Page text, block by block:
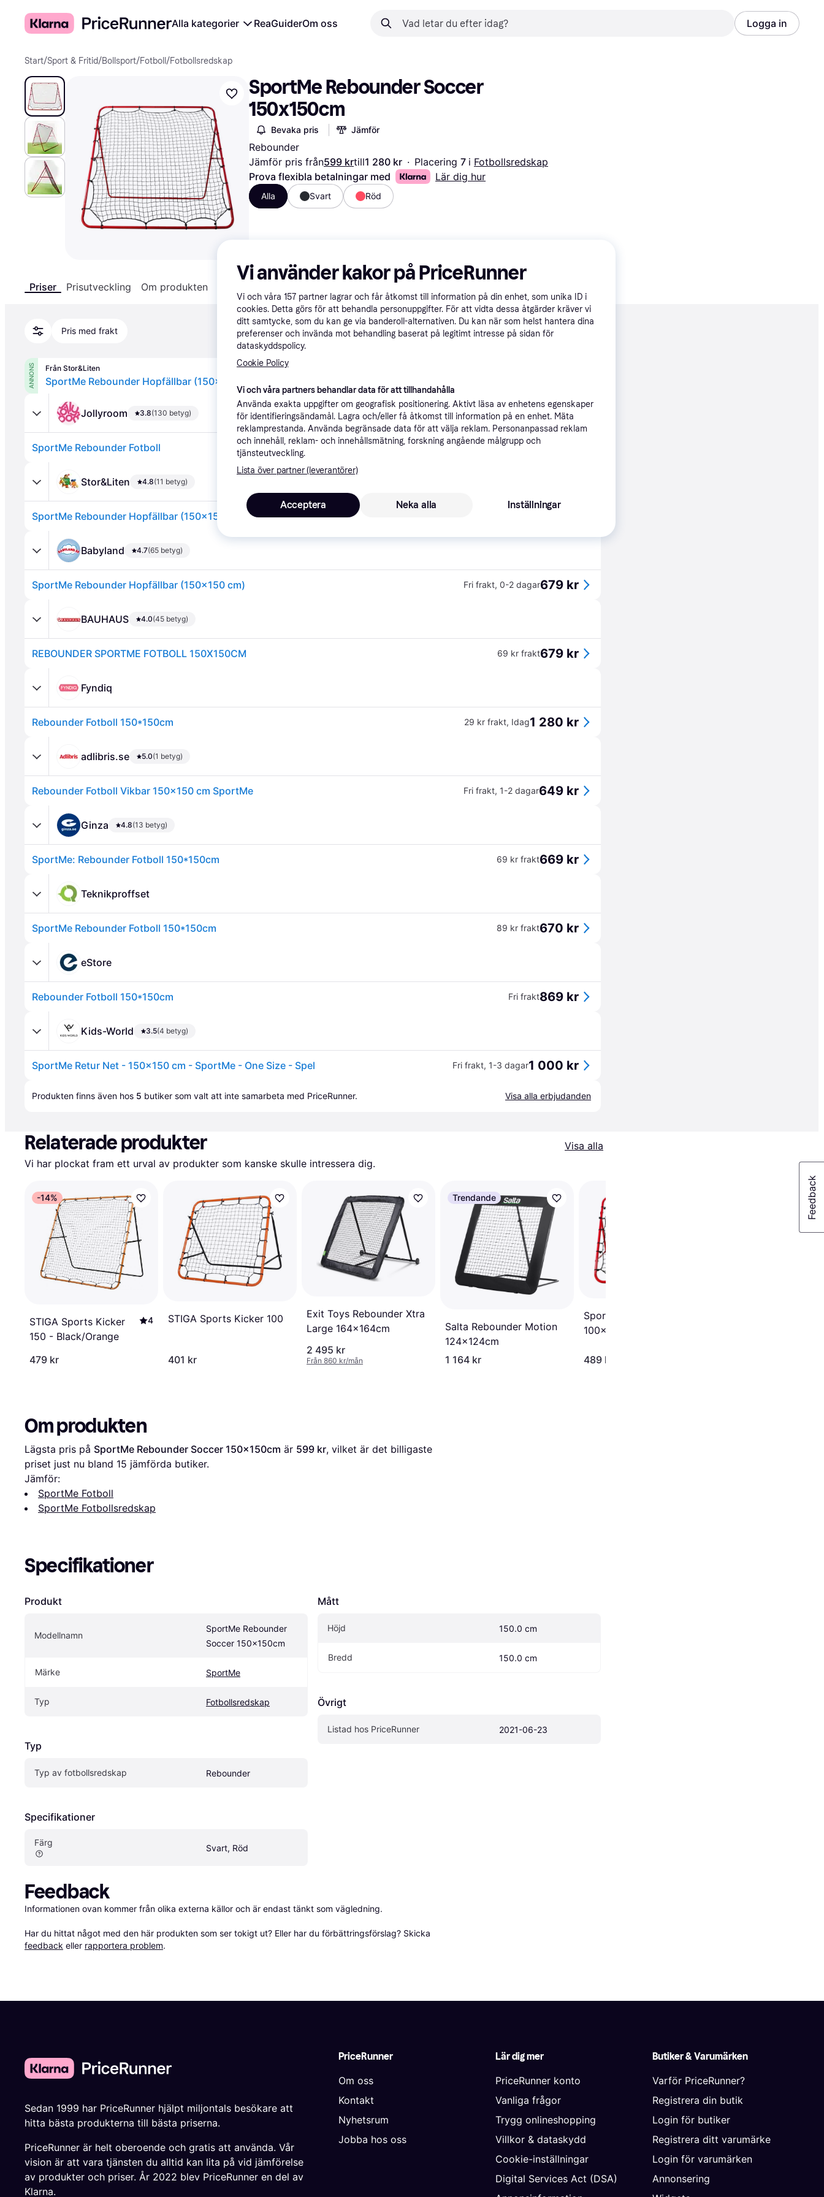
Alla kategorier ReaGuiderOm oss Logga in
Start/Sport & Fritid/Bollsport/Fotboll /Fotbollsredskap
SportMe Rebounder Soccer
150x150cm
Bevaka pris Jämför
Rebounder
Jämför pris från599 krtill1 280 kr · Placering 7 i Fotbollsredskap
Prova flexibla betalningar med
Lär dig hur
Alla Svart Röd
Priser Prisutveckling Om produkten
Pris med frakt Rekommenderad
ANNONS Från Stor&Liten
SportMe Rebounder Hopfällbar (150x150 cm)
Jollyroom 3.8(130 betyg)
SportMe Rebounder Fotboll Lägst pris·69 kr frakt,1-4 dagar599 kr
Stor&Liten 4.8(11 betyg)
SportMe Rebounder Hopfällbar (150x150 cm)
Babyland 4.7(65 betyg)
SportMe Rebounder Hopfällbar (150x150 cm) Fri frakt, 0-2 dagar679 kr
BAUHAUS 4.0(45 betyg)
REBOUNDER SPORTME FOTBOLL 150X150CM 69 kr frakt679 kr
Fyndiq
Rebounder Fotboll 150*150cm 29 kr frakt, Idag1 280 kr
adlibris.se 5.0(1 betyg)
Rebounder Fotboll Vikbar 150x150 cm SportMe Fri frakt, 1-2 dagar649 kr
Ginza 4.8(13 betyg)
SportMe: Rebounder Fotboll 150*150cm 69 kr frakt669 kr
Teknikproffset
SportMe Rebounder Fotboll 150*150cm 89 kr frakt670 kr
eStore
Rebounder Fotboll 150*150cm Fri frakt869 kr
Kids-World 3.5(4 betyg)
SportMe Retur Net - 150x150 cm - SportMe - One Size - Spel Fri frakt, 1-3 dagar1 000 kr
Produkten finns även hos 5 butiker som valt att inte samarbeta med PriceRunner. Visa alla erbjudanden
Relaterade produkter
Visa alla
Vi har plockat fram ett urval av produkter som kanske skulle intressera dig.
-14%
STIGA Sports Kicker
150 - Black/Orange
4
479 kr
STIGA Sports Kicker 100
401 kr
Exit Toys Rebounder Xtra
Large 164x164cm
2 495 kr
Från 860 kr/mån
Trendande
Salta Rebounder Motion
124x124cm
1 164 kr
SportMe Rebounder
100x100cm
489 kr
Om produkten
Lägsta pris på SportMe Rebounder Soccer 150x150cm är 599 kr, vilket är det billigaste
priset just nu bland 15 jämförda butiker.
Jämför:
SportMe Fotboll
SportMe Fotbollsredskap
Specifikationer
Produkt
Modellnamn
SportMe Rebounder
Soccer 150x150cm
Märke SportMe
Typ Fotbollsredskap
Typ
Typ av fotbollsredskap Rebounder
Specifikationer
Färg
Svart, Röd
Mått
Höjd 150.0 cm
Bredd 150.0 cm
Övrigt
Listad hos PriceRunner 2021-06-23
Feedback
Informationen ovan kommer från olika externa källor och är endast tänkt som vägledning.
Har du hittat något med den här produkten som ser tokigt ut? Eller har du förbättringsförslag? Skicka
feedback eller rapportera problem.
PriceRunner
Om oss
Kontakt
Nyhetsrum
Jobba hos oss
Lär dig mer
PriceRunner konto
Vanliga frågor
Trygg onlineshopping
Villkor & dataskydd
Cookie-inställningar
Digital Services Act (DSA)
Butiker & Varumärken
Varför PriceRunner?
Registrera din butik
Login för butiker
Registrera ditt varumärke
Login för varumärken
Annonsering
Sedan 1999 har PriceRunner hjälpt miljontals besökare att
hitta bästa produkterna till bästa priserna.
PriceRunner är helt oberoende och gratis att använda. Vår
vision är att vara tjänsten du alltid kan lita på vid jämförelse
av produkter och priser. År 2022 blev PriceRunner en del av
Klarna.
Vi använder kakor på PriceRunner
Vi och våra 157 partner lagrar och får åtkomst till information på din enhet, som unika ID i
cookies. Detta görs för att behandla personuppgifter. För att vidta dessa åtgärder kräver vi
ditt samtycke, som du kan ge via banderoll-alternativen. Du kan när som helst hantera dina
preferenser och invända mot behandling baserat på legitimt intresse på sidan för
dataskyddspolicy.
Cookie Policy
Vi och våra partners behandlar data för att tillhandahålla
Använda exakta uppgifter om geografisk positionering. Aktivt läsa av enhetens egenskaper
för identifieringsändamål. Lagra och/eller få åtkomst till information på en enhet. Mäta
reklamprestanda. Använda begränsade data för att välja reklam. Personanpassad reklam
och innehåll, reklam- och innehållsmätning, forskning angående målgrupp och
tjänsteutveckling.
Lista över partner (leverantörer)
Neka alla
Acceptera Inställningar